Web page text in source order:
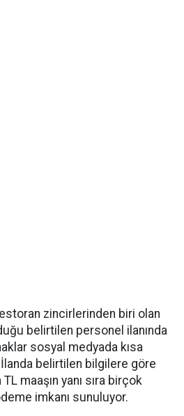
zincirlerinden biri olan
belirtilen personel ilanında
sosyal medyada kısa
belirtilen bilgilere göre
maaşın yanı sıra birçok
imkanı sunuluyor.